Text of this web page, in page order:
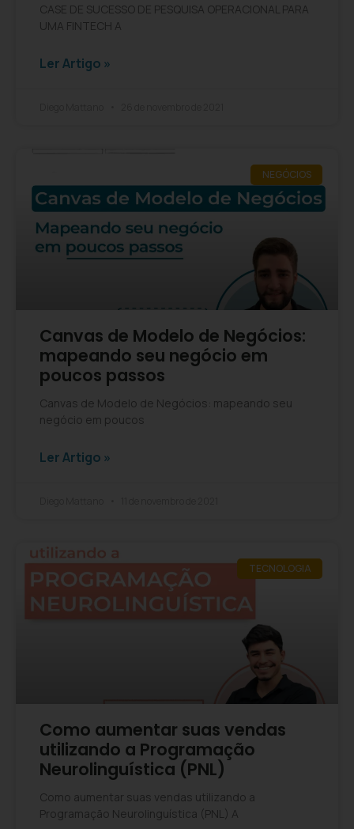
CASE DE SUCESSO DE PESQUISA OPERACIONAL PARA
UMA FINTECH A
Ler Artigo »
NEGÓCIOS
Canvas de Modelo de Negócios:
mapeando seu negócio em
poucos passos
Canvas de Modelo de Negócios: mapeando seu
negócio em poucos
Ler Artigo »
TECNOLOGIA
Como aumentar suas vendas
utilizando a Programação
Neurolinguística (PNL)
Como aumentar suas vendas utilizando a
Programação Neurolinguística (PNL) A